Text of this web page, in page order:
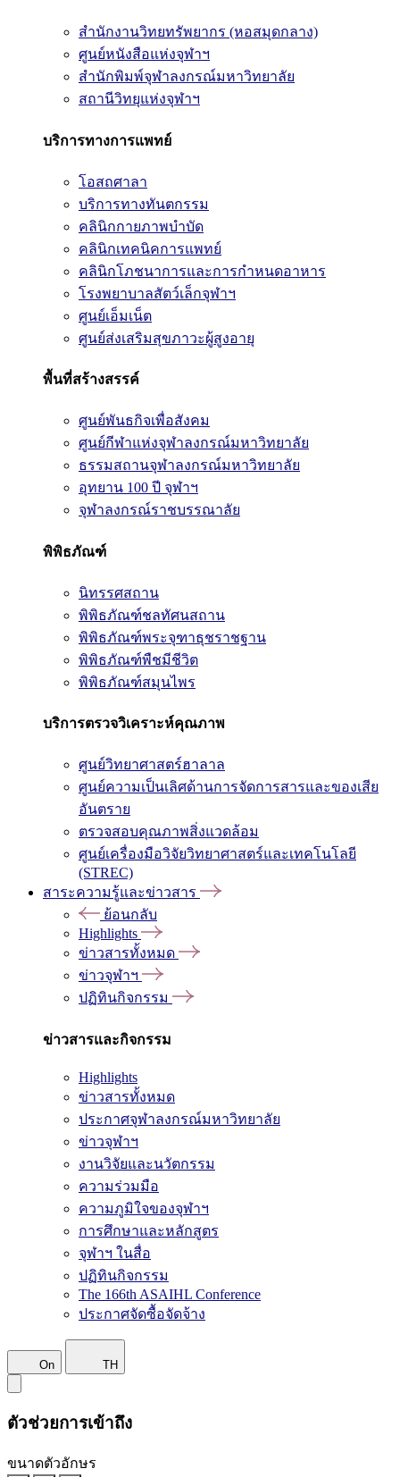
สำนักงานวิทยทรัพยากร (หอสมุดกลาง)
ศูนย์หนังสือแห่งจุฬาฯ
สำนักพิมพ์จุฬาลงกรณ์มหาวิทยาลัย
สถานีวิทยุแห่งจุฬาฯ
บริการทางการแพทย์
โอสถศาลา
บริการทางทันตกรรม
คลินิกกายภาพบำบัด
คลินิกเทคนิคการแพทย์
คลินิกโภชนาการและการกำหนดอาหาร
โรงพยาบาลสัตว์เล็กจุฬาฯ
ศูนย์เอ็มเน็ต
ศูนย์ส่งเสริมสุขภาวะผู้สูงอายุ
พื้นที่สร้างสรรค์
ศูนย์พันธกิจเพื่อสังคม
ศูนย์กีฬาแห่งจุฬาลงกรณ์มหาวิทยาลัย
ธรรมสถานจุฬาลงกรณ์มหาวิทยาลัย
อุทยาน 100 ปี จุฬาฯ
จุฬาลงกรณ์ราชบรรณาลัย
พิพิธภัณฑ์
นิทรรศสถาน
พิพิธภัณฑ์ชลทัศนสถาน
พิพิธภัณฑ์พระจุฑาธุชราชฐาน
พิพิธภัณฑ์พืชมีชีวิต
พิพิธภัณฑ์สมุนไพร
บริการตรวจวิเคราะห์คุณภาพ
ศูนย์วิทยาศาสตร์ฮาลาล
ศูนย์ความเป็นเลิศด้านการจัดการสารและของเสีย
อันตราย
ตรวจสอบคุณภาพสิ่งแวดล้อม
ศูนย์เครื่องมือวิจัยวิทยาศาสตร์และเทคโนโลยี
(STREC)
สาระความรู้และข่าวสาร
ย้อนกลับ
Highlights
ข่าวสารทั้งหมด
ข่าวจุฬาฯ
ปฏิทินกิจกรรม
ข่าวสารและกิจกรรม
Highlights
ข่าวสารทั้งหมด
ประกาศจุฬาลงกรณ์มหาวิทยาลัย
ข่าวจุฬาฯ
งานวิจัยและนวัตกรรม
ความร่วมมือ
ความภูมิใจของจุฬาฯ
การศึกษาและหลักสูตร
จุฬาฯ ในสื่อ
ปฏิทินกิจกรรม
The 166th ASAIHL Conference
ประกาศจัดซื้อจัดจ้าง
On TH
ตัวช่วยการเข้าถึง
ขนาดตัวอักษร